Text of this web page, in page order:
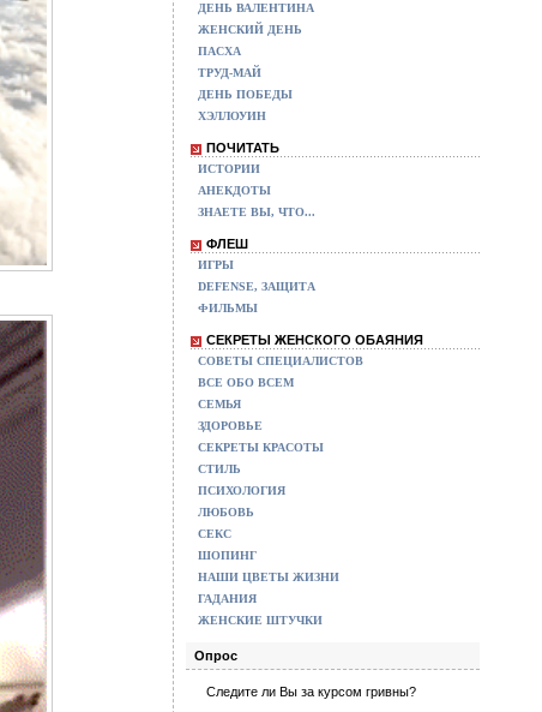
ДЕНЬ ВАЛЕНТИНА
ЖЕНСКИЙ ДЕНЬ
ПАСХА
ТРУД-МАЙ
ДЕНЬ ПОБЕДЫ
ХЭЛЛОУИН
ПОЧИТАТЬ
ИСТОРИИ
АНЕКДОТЫ
ЗНАЕТЕ ВЫ, ЧТО...
ФЛЕШ
ИГРЫ
DEFENSE, ЗАЩИТА
ФИЛЬМЫ
СЕКРЕТЫ ЖЕНСКОГО ОБАЯНИЯ
СОВЕТЫ СПЕЦИАЛИСТОВ
ВСЕ ОБО ВСЕМ
СЕМЬЯ
ЗДОРОВЬЕ
СЕКРЕТЫ КРАСОТЫ
СТИЛЬ
ПСИХОЛОГИЯ
ЛЮБОВЬ
СЕКС
ШОПИНГ
НАШИ ЦВЕТЫ ЖИЗНИ
ГАДАНИЯ
ЖЕНСКИЕ ШТУЧКИ
Опрос
Следите ли Вы за курсом гривны?